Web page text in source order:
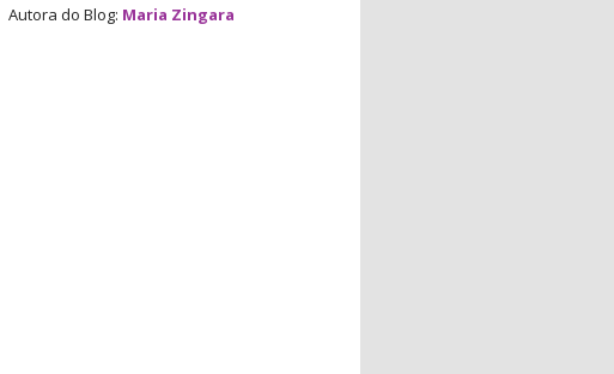
Autora do Blog: Maria Zingara